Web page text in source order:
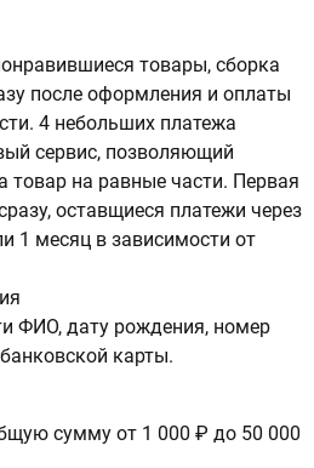
товары, сборка
после оформления и оплаты
4 небольших платежа
сервис, позволяющий
товар на равные части. Первая
оставщиеся платежи через
1 месяц в зависимости от
ФИО, дату рождения, номер
карты.
сумму от 1 000 ₽ до 50 000